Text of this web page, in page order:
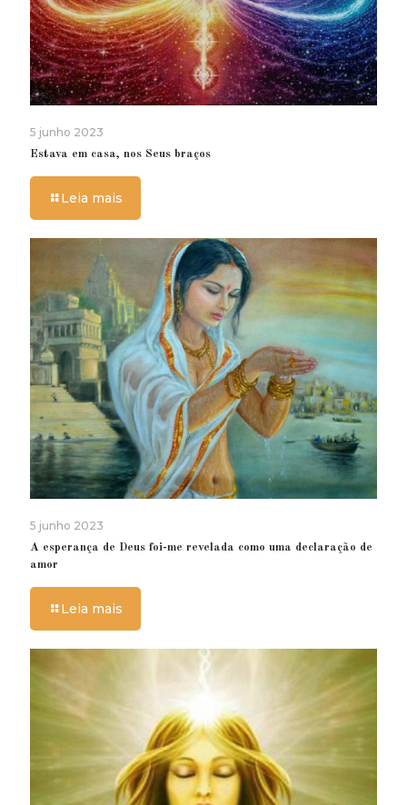
5 junho 2023
Estava em casa, nos Seus braços
Leia mais
5 junho 2023
A esperança de Deus foi-me revelada como uma declaração de
amor
Leia mais